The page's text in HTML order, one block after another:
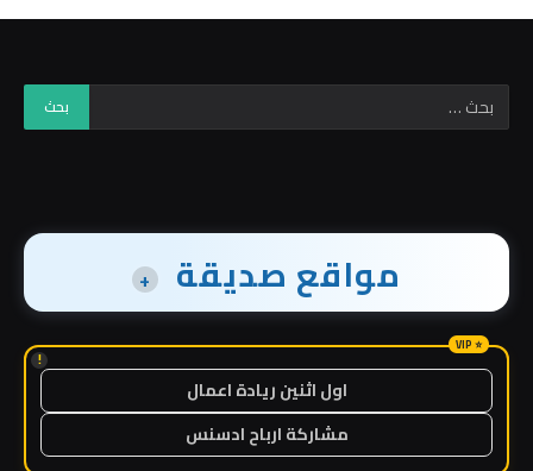
مواقع صديقة +
!
اول اثنين ريادة اعمال
مشاركة ارباح ادسنس